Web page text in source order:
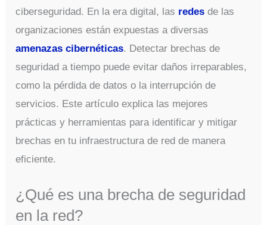
ciberseguridad. En la era digital, las redes de las
organizaciones están expuestas a diversas
amenazas cibernéticas. Detectar brechas de
seguridad a tiempo puede evitar daños irreparables,
como la pérdida de datos o la interrupción de
servicios. Este artículo explica las mejores
prácticas y herramientas para identificar y mitigar
brechas en tu infraestructura de red de manera
eficiente.
¿Qué es una brecha de seguridad
en la red?